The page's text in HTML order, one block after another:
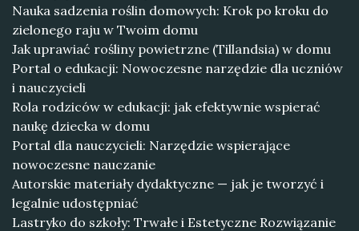
Nauka sadzenia roślin domowych: Krok po kroku do
zielonego raju w Twoim domu
Jak uprawiać rośliny powietrzne (Tillandsia) w domu
Portal o edukacji: Nowoczesne narzędzie dla uczniów
i nauczycieli
Rola rodziców w edukacji: jak efektywnie wspierać
naukę dziecka w domu
Portal dla nauczycieli: Narzędzie wspierające
nowoczesne nauczanie
Autorskie materiały dydaktyczne — jak je tworzyć i
legalnie udostępniać
Lastryko do szkoły: Trwałe i Estetyczne Rozwiązanie